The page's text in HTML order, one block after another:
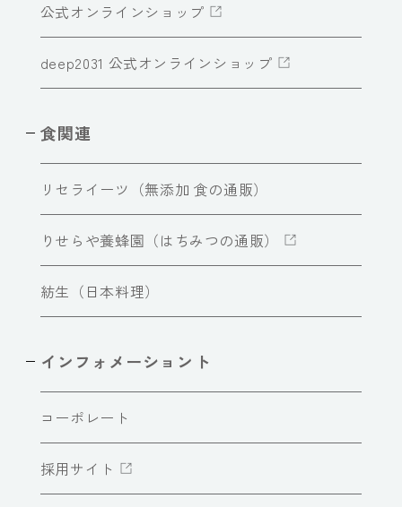
公式オンラインショップ
deep2031 公式オンラインショップ
食関連
リセライーツ（無添加 食の通販）
りせらや養蜂園（はちみつの通販）
紡生（日本料理）
インフォメーショント
コーポレート
採用サイト